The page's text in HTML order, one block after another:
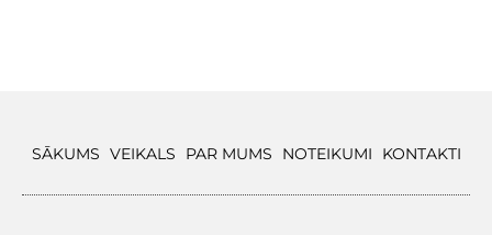
SĀKUMS VEIKALS PAR MUMS NOTEIKUMI KONTAKTI